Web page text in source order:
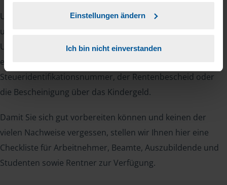
Einstellungen ändern
Ich bin nicht einverstanden
Um Ihre Steuererklärung erstellen zu können, benötigen
unsere Beraterinnen und Berater eine Reihe von
Unterlagen von Ihnen. Dazu gehört beispielsweise die
elektronische Lohnsteuerbescheinigung, Ihre
Steueridentifikationsnummer, der Rentenbescheid oder
die Bescheinigung über das Kindergeld.
Damit Sie sich gut vorbereiten können und keinen der
vielen Nachweise vergessen, stellen wir Ihnen hier eine
Checkliste für Arbeitnehmer, Beamte, Auszubildende und
Studenten sowie Rentner zur Verfügung.